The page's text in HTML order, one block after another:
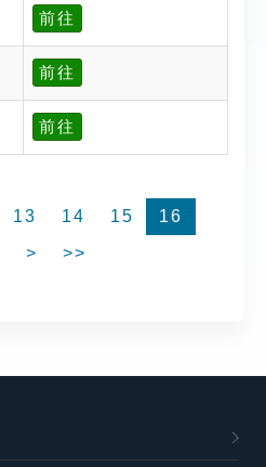
前往
前往
前往
13 14 15
16
> >>